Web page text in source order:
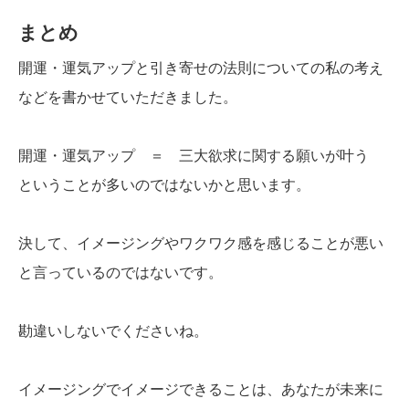
まとめ
開運・運気アップと引き寄せの法則についての私の考え
などを書かせていただきました。
開運・運気アップ ＝ 三大欲求に関する願いが叶う
ということが多いのではないかと思います。
決して、イメージングやワクワク感を感じることが悪い
と言っているのではないです。
勘違いしないでくださいね。
イメージングでイメージできることは、あなたが未来に